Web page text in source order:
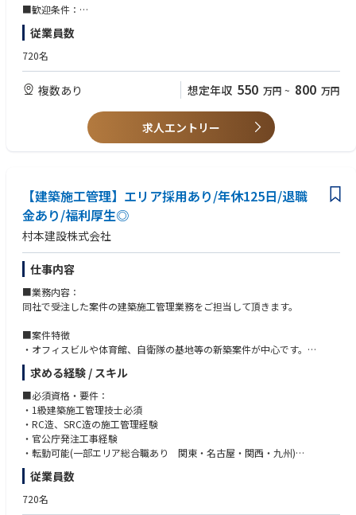
・働き方改革に取り組んでおります。Webカメラの導入を行うことで現場
と事務所の往復を減らし、事務所で確認できるようにしております。ま
た、iPadを支給することで、外で撮影した写真を事務所で整理する必要が
・ドローンを活用した撮影などのIT技術を導入する事で働き方改革を行う
模索し技術者の働き方改革に努めております。
暇、冬季休暇の年2回支給しております。（独身者帰省旅費手当）そのほ
かにも長期出張の場合は、同社にて宿舎を準備致します。
■歓迎条件：
・ゼネコン若しくは地場ゼネコンでの施工管理経験者
・給排水、電気両方の施工管理経験者
・チームマネジメント経験者
従業員数
720名
複数あり 想定年収 550 万円 ~ 800 万円
求人エントリー
【建築施工管理】エリア採用あり/年休125日/退職
金あり/福利厚生◎
村本建設株式会社
仕事内容
■業務内容：
同社で受注した案件の建築施工管理業務をご担当して頂きます。
■案件特徴
・オフィスビルや体育館、自衛隊の基地等の新築案件が中心です。
（エリアによって異なりますが、同社では新築案件が中心で、マンション
やオフィスビル、工場、教育施設等幅広い案件を受注しております。）
■出張などについて
・基本的にご自宅から現場まで直行直帰にてご対応頂くことが大半です。
現場によっては一部遠方もありますのでその場合は社宅をご準備致しま
す。（原則としては通勤1時間30分以内であれば直行直帰ですが、それ以
上の場合は社宅を準備します。）
※あくまで原則という形ですので、個人の希望に沿って行います。
また、竣工前などの忙しい期間のみ社宅から通う等も可能です。
★帰省費用は月2回！会社の承認を得れば月4回支給される制度もありま
求める経験 / スキル
■必須資格・要件：
・1級建築施工管理技士必須
・RC造、SRC造の施工管理経験
・官公庁発注工事経験
・転勤可能(一部エリア総合職あり 関東・名古屋・関西・九州)
■歓迎条件：
・ゼネコン若しくは地場ゼネコンでの施工管理経験者
従業員数
720名